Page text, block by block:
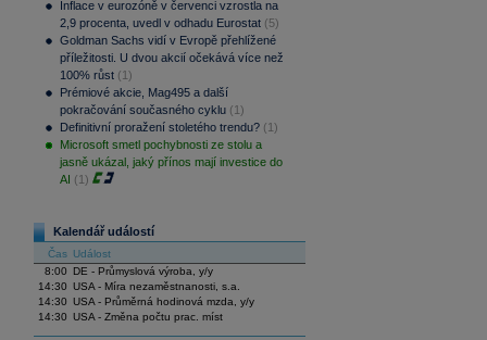
Inflace v eurozóně v červenci vzrostla na
2,9 procenta, uvedl v odhadu Eurostat (5)
Goldman Sachs vidí v Evropě přehlížené
příležitosti. U dvou akcií očekává více než
100% růst (1)
Prémiové akcie, Mag495 a další
pokračování současného cyklu (1)
Definitivní proražení stoletého trendu? (1)
Microsoft smetl pochybnosti ze stolu a
jasně ukázal, jaký přínos mají investice do
AI (1)
Kalendář událostí
Čas Událost
8:00
DE - Průmyslová výroba, y/y
14:30 USA - Míra nezaměstnanosti, s.a.
14:30 USA - Průměrná hodinová mzda, y/y
14:30 USA - Změna počtu prac. míst